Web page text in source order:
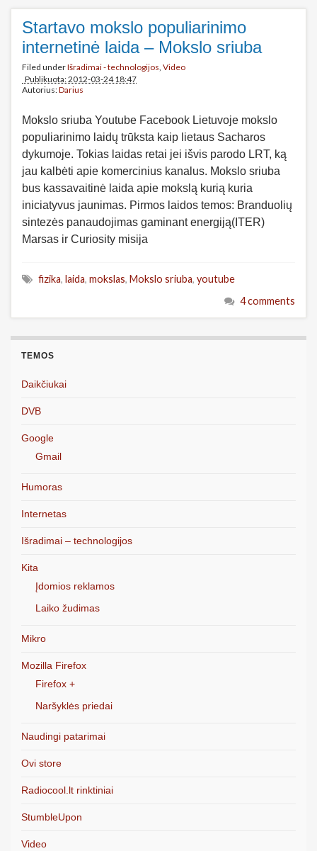
Startavo mokslo populiarinimo
internetinė laida – Mokslo sriuba
Filed underIšradimai - technologijos, Video
Publikuota: 2012-03-24 18:47
Autorius:Darius
Mokslo sriuba Youtube Facebook Lietuvoje mokslo
populiarinimo laidų trūksta kaip lietaus Sacharos
dykumoje. Tokias laidas retai jei išvis parodo LRT, ką
jau kalbėti apie komercinius kanalus. Mokslo sriuba
bus kassavaitinė laida apie mokslą kurią kuria
iniciatyvus jaunimas. Pirmos laidos temos: Branduolių
sintezės panaudojimas gaminant energiją(ITER)
Marsas ir Curiosity misija
fizika, laida, mokslas, Mokslo sriuba, youtube
4 comments
TEMOS
Daikčiukai
DVB
Google
Gmail
Humoras
Internetas
Išradimai – technologijos
Kita
Įdomios reklamos
Laiko žudimas
Mikro
Mozilla Firefox
Firefox +
Naršyklės priedai
Naudingi patarimai
Ovi store
Radiocool.lt rinktiniai
StumbleUpon
Video